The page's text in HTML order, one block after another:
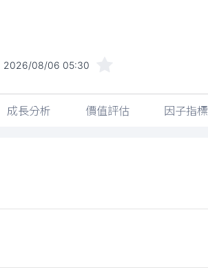
2026/08/06 05:30
成長分析 價值評估 因子指標